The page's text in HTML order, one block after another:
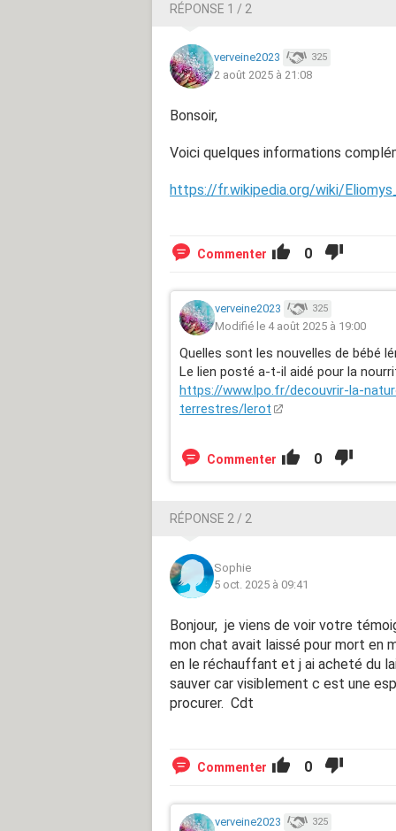
rongeur qui semble avoir été
associations concernant son
maternelle spécial chaton et
bien bu le premier jour, en lappant
stimuler toutes les 3h environ pour
Il est dans un carton pour le
Que peut on faire de plus ? Il
RÉPONSE 1 / 2
verveine2023 325
2 août 2025 à 21:08
Bonsoir,
Voici quelques informations
https://fr.wikipedia.org/wiki/
Commenter 0
verveine2023 325
Modifié le 4 août 2025 à 19:00
Quelles sont les nouvelles de bébé
Le lien posté a-t-il aidé pour la
https://www.lpo.fr/decouvrir-la-
terrestres/lerot
Commenter 0
RÉPONSE 2 / 2
Sophie
5 oct. 2025 à 09:41
Bonjour, je viens de voir votre
mon chat avait laissé pour mort en
en le réchauffant et j ai acheté du
sauver car visiblement c est une
procurer. Cdt
Commenter 0
verveine2023 325